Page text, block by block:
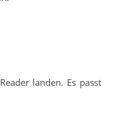
landen. Es passt